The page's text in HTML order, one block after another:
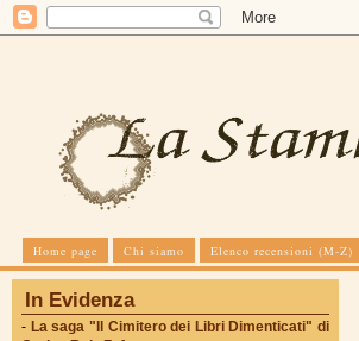
Home page Chi siamo Elenco recensioni (M-Z)
In Evidenza
- La saga "Il Cimitero dei Libri Dimenticati" di